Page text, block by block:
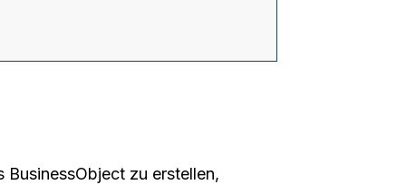
BusinessObject zu erstellen,